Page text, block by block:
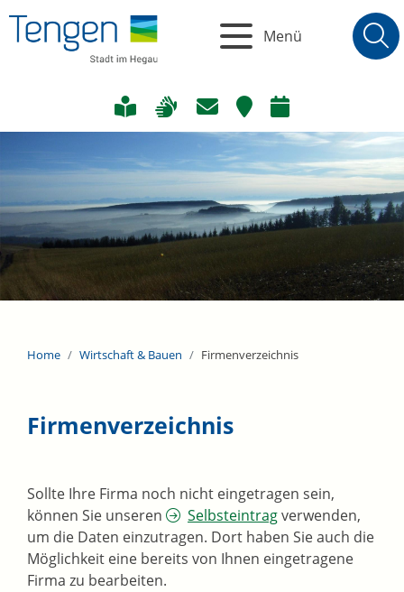
Menü
Home Wirtschaft & Bauen Firmenverzeichnis
Firmenverzeichnis
Sollte Ihre Firma noch nicht eingetragen sein,
können Sie unseren
Selbsteintragverwenden,
um die Daten einzutragen. Dort haben Sie auch die
Möglichkeit eine bereits von Ihnen eingetragene
Firma zu bearbeiten.